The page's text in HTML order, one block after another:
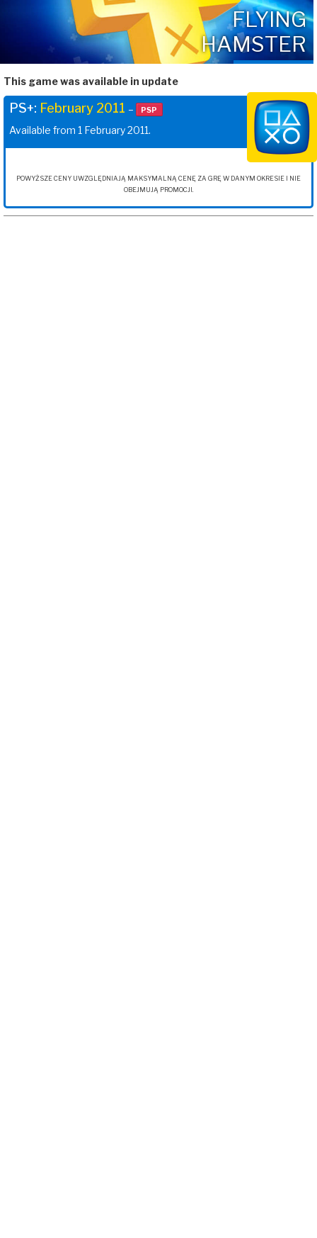
FLYING
HAMSTER
This game was available in update
PS+: February 2011 – PSP
Available from 1 February 2011.
POWYŻSZE CENY UWZGLĘDNIAJĄ MAKSYMALNĄ CENĘ ZA GRĘ W DANYM OKRESIE I NIE
OBEJMUJĄ PROMOCJI.